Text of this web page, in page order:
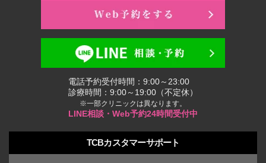
電話予約受付時間：9:00～23:00
診療時間：9:00～19:00（不定休）
※一部クリニックは異なります。
LINE相談・Web予約24時間受付中
TCBカスタマーサポート